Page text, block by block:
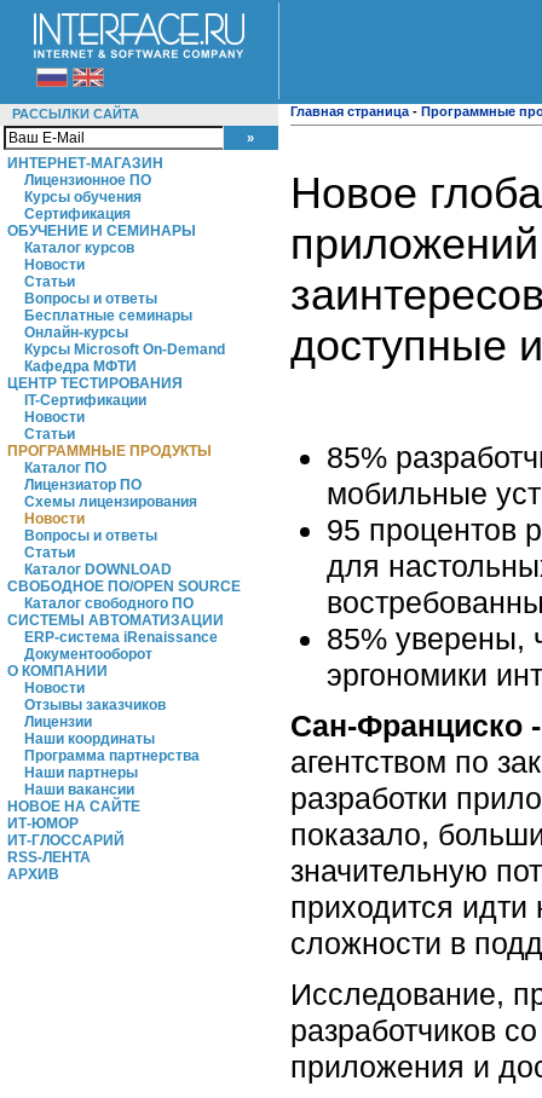
РАССЫЛКИ САЙТА
ИНТЕРНЕТ-МАГАЗИН
Лицензионное ПО
Курсы обучения
Сертификация
ОБУЧЕНИЕ И СЕМИНАРЫ
Каталог курсов
Новости
Статьи
Вопросы и ответы
Бесплатные семинары
Онлайн-курсы
Курсы Microsoft On-Demand
Кафедра МФТИ
ЦЕНТР ТЕСТИРОВАНИЯ
IT-Сертификации
Новости
Статьи
ПРОГРАММНЫЕ ПРОДУКТЫ
Каталог ПО
Лицензиатор ПО
Схемы лицензирования
Новости
Вопросы и ответы
Статьи
Каталог DOWNLOAD
СВОБОДНОЕ ПО/OPEN SOURCE
Каталог свободного ПО
СИСТЕМЫ АВТОМАТИЗАЦИИ
ERP-система iRenaissance
Документооборот
О КОМПАНИИ
Новости
Отзывы заказчиков
Лицензии
Наши координаты
Программа партнерства
Наши партнеры
Наши вакансии
НОВОЕ НА САЙТЕ
ИТ-ЮМОР
ИТ-ГЛОССАРИЙ
RSS-ЛЕНТА
АРХИВ
Главная страница - Программные
Новое
доступные
85%
мобильные
95 процентов
для
85% уверены,
эргономики
Сан-Франциско
агентством по
разработки
показало,
значительную
приходится идти
сложности в
Исследование,
разработчиков
приложения и